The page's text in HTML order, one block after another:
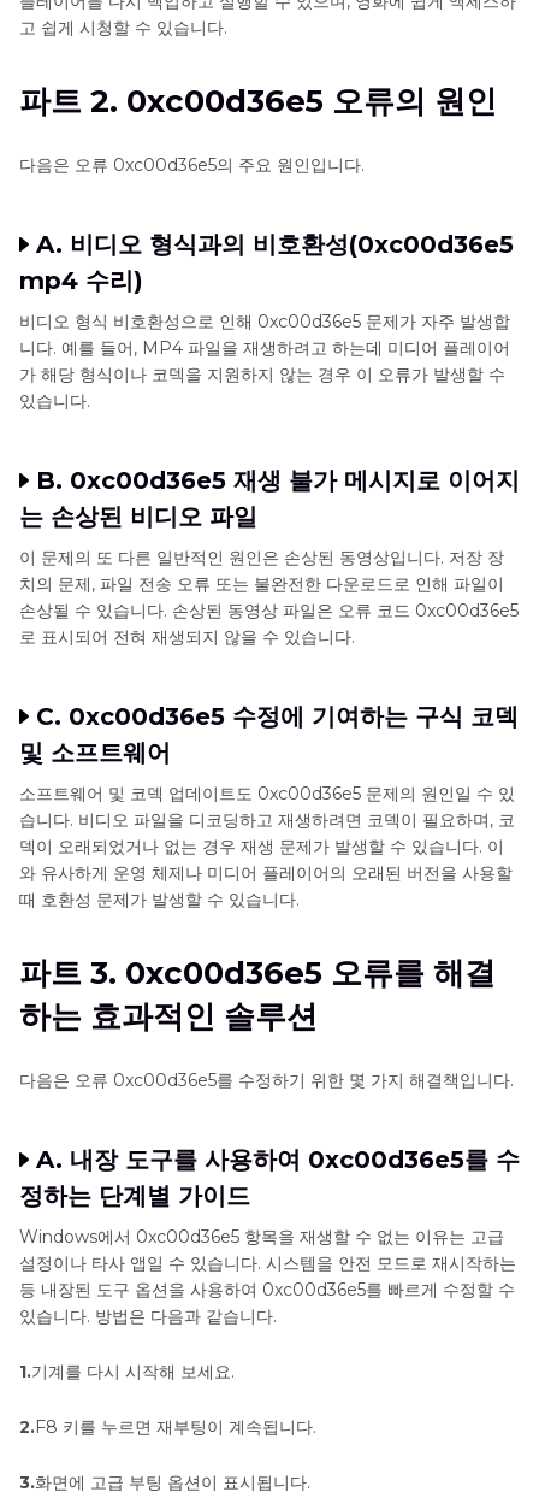
고 쉽게 시청할 수 있습니다.
파트 2. 0xc00d36e5 오류의 원인
다음은 오류 0xc00d36e5의 주요 원인입니다.
A. 비디오 형식과의 비호환성(0xc00d36e5
mp4 수리)
비디오 형식 비호환성으로 인해 0xc00d36e5 문제가 자주 발생합
니다. 예를 들어, MP4 파일을 재생하려고 하는데 미디어 플레이어
가 해당 형식이나 코덱을 지원하지 않는 경우 이 오류가 발생할 수
있습니다.
B. 0xc00d36e5 재생 불가 메시지로 이어지
는 손상된 비디오 파일
이 문제의 또 다른 일반적인 원인은 손상된 동영상입니다. 저장 장
치의 문제, 파일 전송 오류 또는 불완전한 다운로드로 인해 파일이
손상될 수 있습니다. 손상된 동영상 파일은 오류 코드 0xc00d36e5
로 표시되어 전혀 재생되지 않을 수 있습니다.
C. 0xc00d36e5 수정에 기여하는 구식 코덱
및 소프트웨어
소프트웨어 및 코덱 업데이트도 0xc00d36e5 문제의 원인일 수 있
습니다. 비디오 파일을 디코딩하고 재생하려면 코덱이 필요하며, 코
덱이 오래되었거나 없는 경우 재생 문제가 발생할 수 있습니다. 이
와 유사하게 운영 체제나 미디어 플레이어의 오래된 버전을 사용할
때 호환성 문제가 발생할 수 있습니다.
파트 3. 0xc00d36e5 오류를 해결
하는 효과적인 솔루션
다음은 오류 0xc00d36e5를 수정하기 위한 몇 가지 해결책입니다.
A. 내장 도구를 사용하여 0xc00d36e5를 수
정하는 단계별 가이드
Windows에서 0xc00d36e5 항목을 재생할 수 없는 이유는 고급
설정이나 타사 앱일 수 있습니다. 시스템을 안전 모드로 재시작하는
등 내장된 도구 옵션을 사용하여 0xc00d36e5를 빠르게 수정할 수
있습니다. 방법은 다음과 같습니다.
1.기계를 다시 시작해 보세요.
2.F8 키를 누르면 재부팅이 계속됩니다.
3.화면에 고급 부팅 옵션이 표시됩니다.